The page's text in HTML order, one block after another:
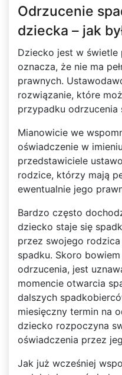
Odrzucenie
dziecka – jak
Dziecko jest w świetle
oznacza, że nie ma
prawnych.
rozwiązanie, które
przypadku odrzucenia
Mianowicie we
oświadczenie w
przedstawiciele
rodzice, którzy mają
ewentualnie jego
Bardzo często
dziecko staje się
przez swojego
spadku. Skoro
odrzucenia, jest
momencie otwarcia
dalszych
miesięczny termin na
dziecko rozpoczyna
oświadczenia przez
Jak już wcześniej